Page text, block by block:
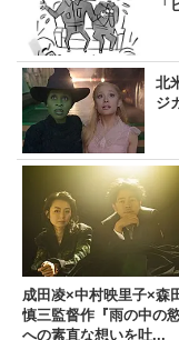
北
ジ
成田凌×中村映里子×森
慎三監督作『雨の中の
への素直な想いを吐...